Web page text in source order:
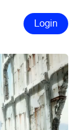
Login